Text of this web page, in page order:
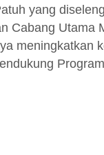
yang
Cabang Utama
meningkatkan